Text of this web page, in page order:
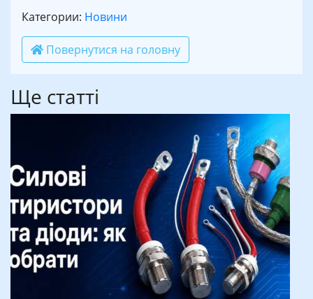
Категории: Новини
Повернутися на головну
Ще статті